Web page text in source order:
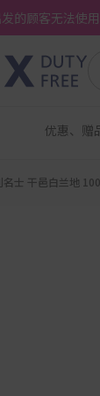
的顾客无法使用
优惠、赠
名士 干邑白兰地